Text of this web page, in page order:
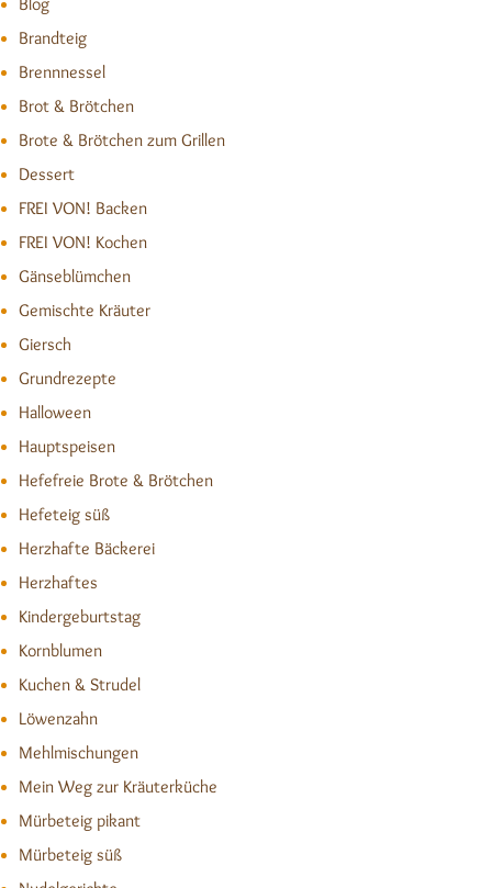
Brandteig
Brennnessel
Brot & Brötchen
Brote & Brötchen zum Grillen
Dessert
FREI VON! Backen
FREI VON! Kochen
Gänseblümchen
Gemischte Kräuter
Giersch
Grundrezepte
Halloween
Hauptspeisen
Hefefreie Brote & Brötchen
Hefeteig süß
Herzhafte Bäckerei
Herzhaftes
Kindergeburtstag
Kornblumen
Kuchen & Strudel
Löwenzahn
Mehlmischungen
Mein Weg zur Kräuterküche
Mürbeteig pikant
Mürbeteig süß